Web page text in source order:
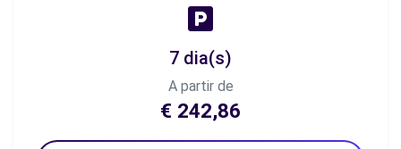
7 dia(s)
A partir de
€ 242,86